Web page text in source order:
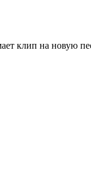
клип на новую